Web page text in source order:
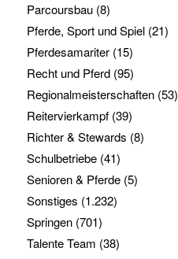
Parcoursbau(8)
Pferde, Sport und Spiel(21)
Pferdesamariter(15)
Recht und Pferd(95)
Regionalmeisterschaften(53)
Reitervierkampf(39)
Richter & Stewards (8)
Schulbetriebe(41)
Senioren & Pferde(5)
Sonstiges (1.232)
Springen(701)
Talente Team (38)